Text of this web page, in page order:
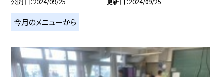
公開日 2024/09/25 更新日 2024/09/25
今月のメニューから